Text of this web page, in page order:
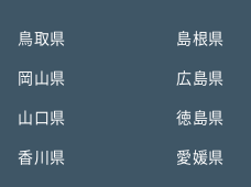
鳥取県 島根県
岡山県 広島県
山口県 徳島県
香川県 愛媛県